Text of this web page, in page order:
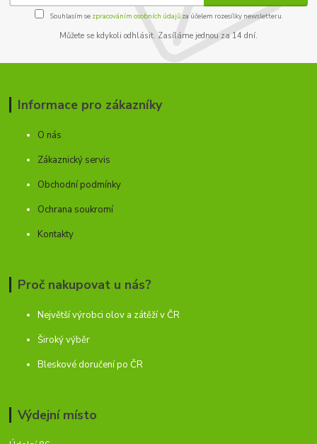
Souhlasím se zpracováním osobních údajůza účelem rozesílky newsletteru.
Můžete se kdykoli odhlásit. Zasíláme jednou za 14 dní.
Informace pro zákazníky
O nás
Zákaznický servis
Obchodní podmínky
Ochrana soukromí
Kontakty
Proč nakupovat u nás?
Největší výrobci olov a zátěží v ČR
Široký výběr
Bleskové doručení po ČR
Výdejní místo